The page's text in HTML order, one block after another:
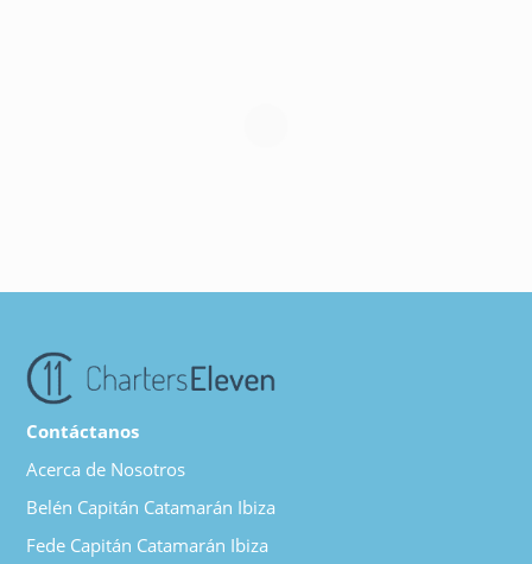
Contáctanos
Acerca de Nosotros
Belén Capitán Catamarán Ibiza
Fede Capitán Catamarán Ibiza